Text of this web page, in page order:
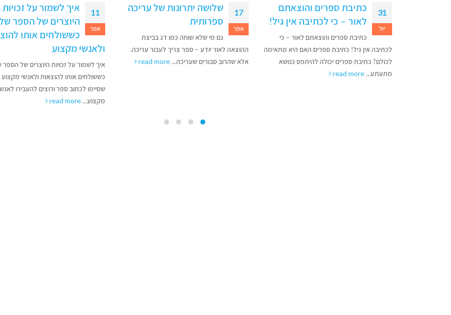
17
אפר
שלושה יתרונות של עריכה
ספרותית
גם מי שלא שוחה כמו דג בביצת
ההוצאה לאור יודע – ספר צריך לעבור עריכה.
אלא שהרוב סבורים שעריכה...read more
11
אפר
איך לשמור על זכויות
היוצרים של הספר שלנו
כששולחים אותו להוצאות
ולאנשי מקצוע
איך לשמור על זכויות היוצרים של הספר שלנו
29
דצמ
איך כותבים תקציר
לפי סקר שערכנו גילינו שהגורם
המשפיע ביותר על קוראים
להחליט איזה ספר לרכוש הוא הטקסט